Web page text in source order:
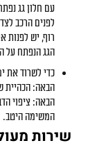
עם חלון גג
לפנים הרכב
רוף, יש לפנות
הגג הנפתח על
כדי לשרוד את
הבאה: הכהיית
הבאה: ציפוי
המשימה היטב.
שירות